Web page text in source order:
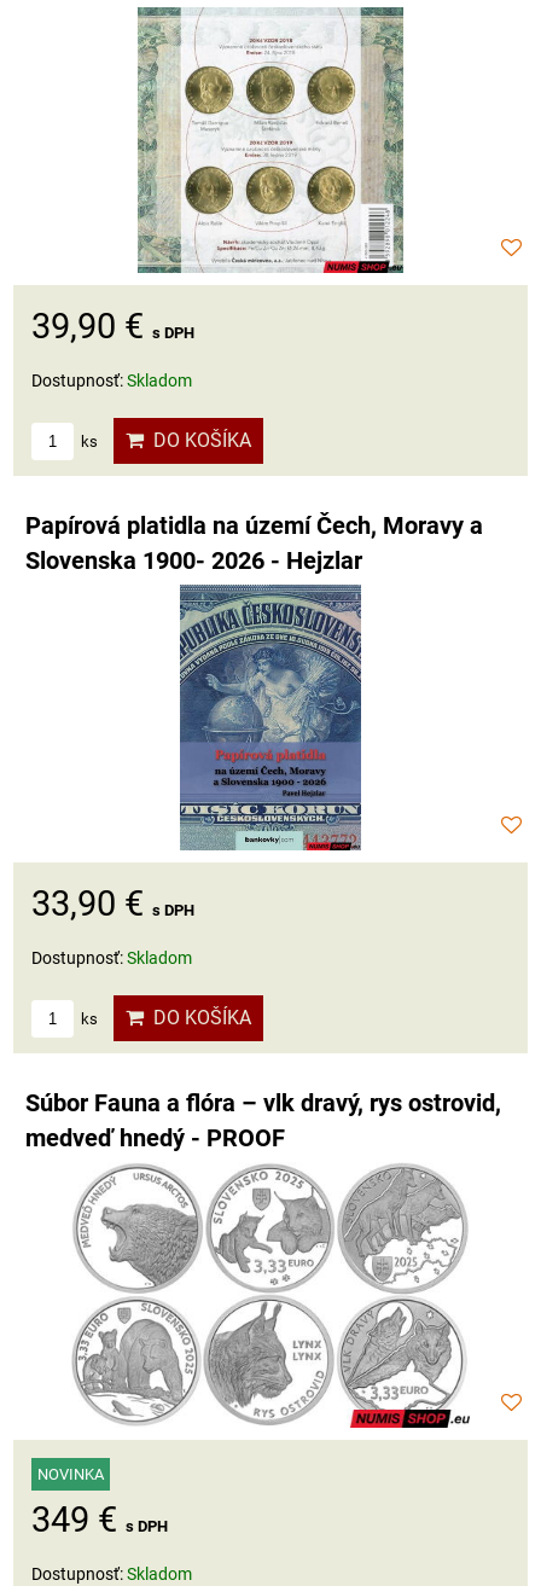
39,90 € s DPH
Dostupnosť:Skladom
ks DO KOŠÍKA
Papírová platidla na území Čech, Moravy a
Slovenska 1900- 2026 - Hejzlar
33,90 € s DPH
Dostupnosť:Skladom
ks DO KOŠÍKA
Súbor Fauna a flóra – vlk dravý, rys ostrovid,
medveď hnedý - PROOF
NOVINKA
349 € s DPH
Dostupnosť:Skladom